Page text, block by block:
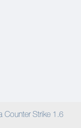
Strike 1.6